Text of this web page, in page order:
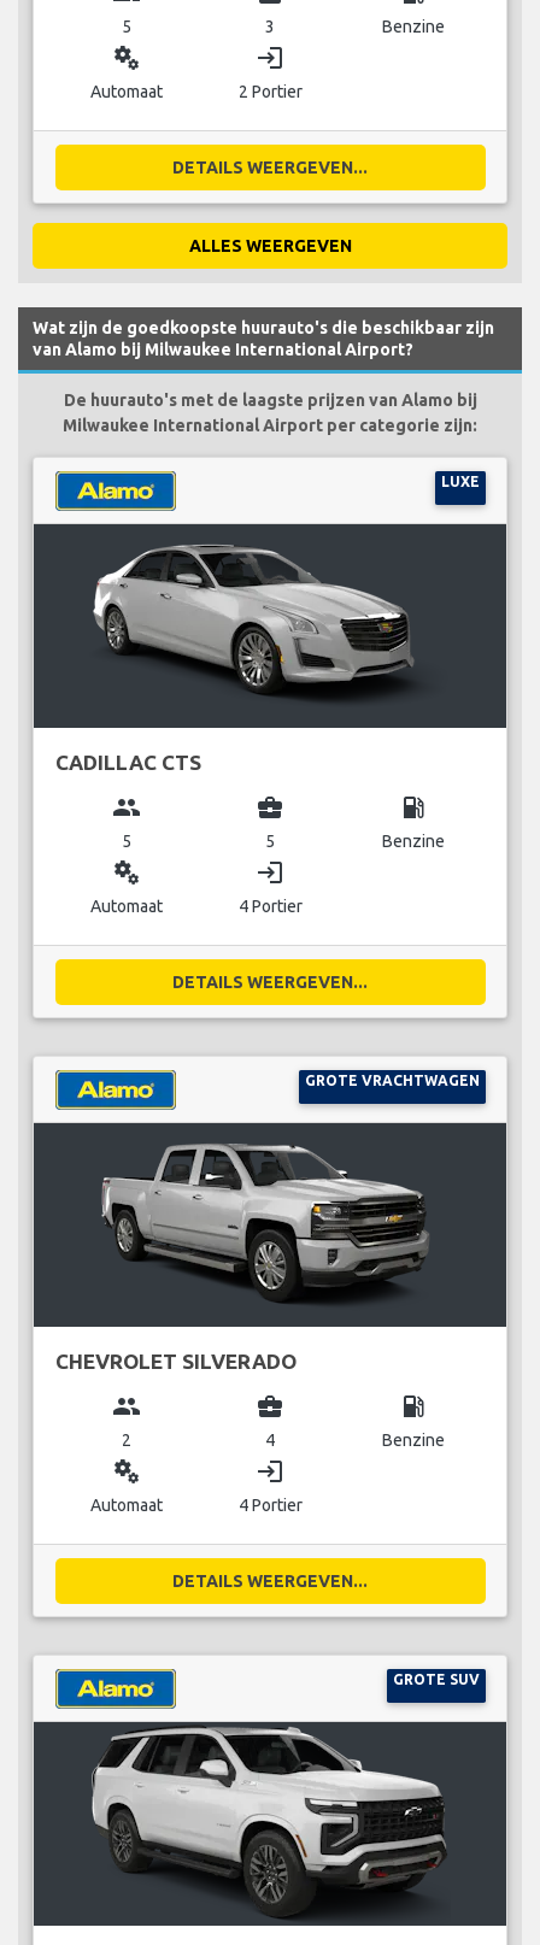
5 3 Benzine
miscellaneous_services
Automaat
login
2 Portier
DETAILS WEERGEVEN...
ALLES WEERGEVEN
Wat zijn de goedkoopste huurauto's die beschikbaar zijn
van Alamo bij Milwaukee International Airport?
De huurauto's met de laagste prijzen van Alamo bij
Milwaukee International Airport per categorie zijn:
LUXE
CADILLAC CTS
group
5
business_center
5
local_gas_station
Benzine
miscellaneous_services
Automaat
login
4 Portier
DETAILS WEERGEVEN...
GROTE VRACHTWAGEN
CHEVROLET SILVERADO
group
2
business_center
4
local_gas_station
Benzine
miscellaneous_services
Automaat
login
4 Portier
DETAILS WEERGEVEN...
GROTE SUV